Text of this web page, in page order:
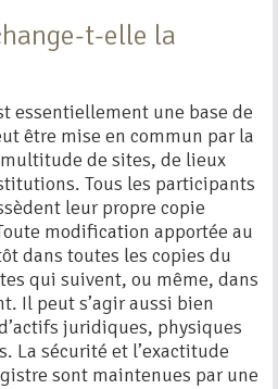
t-elle la
essentiellement une base de
être mise en commun par la
multitude de sites, de lieux
Tous les participants
leur propre copie
modification apportée au
dans toutes les copies du
qui suivent, ou même, dans
Il peut s’agir aussi bien
juridiques, physiques
La sécurité et l’exactitude
sont maintenues par une